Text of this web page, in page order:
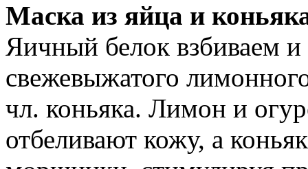
Маска из яйца и
Яичный белок взбиваем
свежевыжатого
чл. коньяка. Лимон и
отбеливают кожу, а